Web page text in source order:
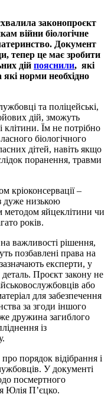
законопроєкт
війни біологічне
Документ
тепер це має зробити
дій пояснили, які
норми необхідно
та поліцейські,
дій, зможуть
клітини. Їм не потрібно
біологічного
дітей, навіть якщо
поранення, травми
кріоконсервації –
дуже низькою
методом яйцеклітини чи
років.
важливості рішення,
позбавлені права на
експерти, у
Проєкт закону не
або
для забезпечення
за згоди іншого
дружина загиблого
із
порядок відібрання і
У документі
посмертного
Юлія Пʼєцко.